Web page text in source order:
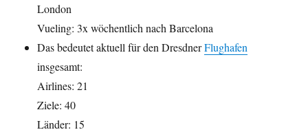
London
Vueling: 3x wöchentlich nach Barcelona
Das bedeutet aktuell für den DresdnerFlughafen
insgesamt:
Airlines: 21
Ziele: 40
Länder: 15